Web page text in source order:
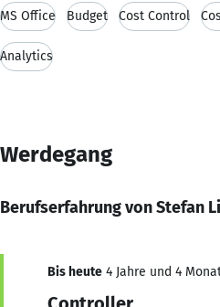
MS Office Budget Cost Control
Analytics
Werdegang
Berufserfahrung von Stefan
Bis heute 4 Jahre und 4